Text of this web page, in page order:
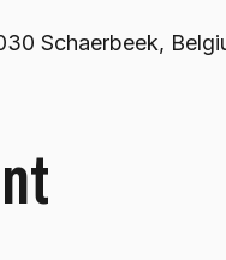
Schaerbeek,